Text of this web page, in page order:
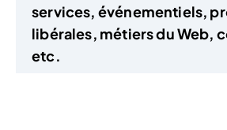
services, événementiels,
libérales, métiers du Web,
etc.